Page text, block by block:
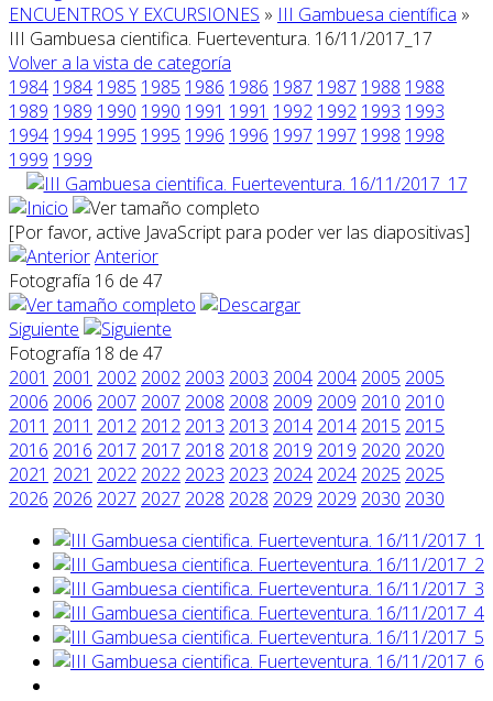
ENCUENTROS Y EXCURSIONES » III Gambuesa científica »
III Gambuesa cientifica. Fuerteventura. 16/11/2017_17
Volver a la vista de categoría
1984 1984 1985 1985 1986 1986 1987 1987 1988 1988
1989 1989 1990 1990 1991 1991 1992 1992 1993 1993
1994 1994 1995 1995 1996 1996 1997 1997 1998 1998
1999 1999
[Por favor, active JavaScript para poder ver las diapositivas]
Anterior
Fotografía 16 de 47
Siguiente
Fotografía 18 de 47
2001 2001 2002 2002 2003 2003 2004 2004 2005 2005
2006 2006 2007 2007 2008 2008 2009 2009 2010 2010
2011 2011 2012 2012 2013 2013 2014 2014 2015 2015
2016 2016 2017 2017 2018 2018 2019 2019 2020 2020
2021 2021 2022 2022 2023 2023 2024 2024 2025 2025
2026 2026 2027 2027 2028 2028 2029 2029 2030 2030